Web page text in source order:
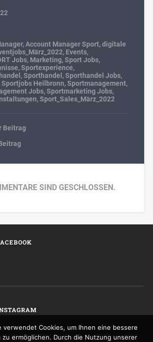
,Account Manager Sport,digitale
, Events,
Jobs, Marketing,Sport Jobs,
,Sportexperience,
,Sporthandel ,Sporthandel Jobs,
Sportjobs Heilbronn,Sportmanagement,
Jobs,Sportmarketing Jobs,
,Sport_Sales_März_2022
Beitrag
SIND GESCHLOSSEN.
verwendet Cookies, um Ihnen eine bessere
ermöglichen. Durch die Nutzung unserer